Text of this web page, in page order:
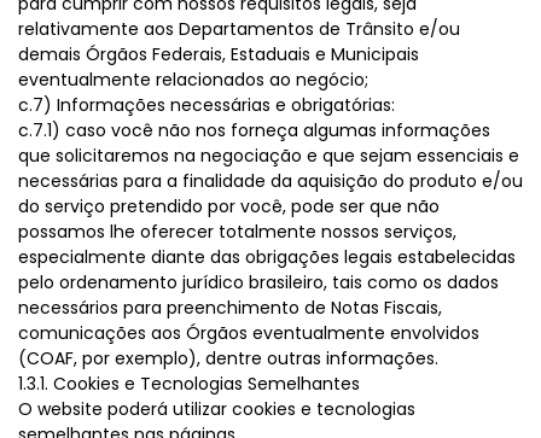
relativamente aos Departamentos de Trânsito e/ou
demais Órgãos Federais, Estaduais e Municipais
eventualmente relacionados ao negócio;
c.7) Informações necessárias e obrigatórias:
c.7.1) caso você não nos forneça algumas informações
que solicitaremos na negociação e que sejam essenciais e
necessárias para a finalidade da aquisição do produto e/ou
do serviço pretendido por você, pode ser que não
possamos lhe oferecer totalmente nossos serviços,
especialmente diante das obrigações legais estabelecidas
pelo ordenamento jurídico brasileiro, tais como os dados
necessários para preenchimento de Notas Fiscais,
comunicações aos Órgãos eventualmente envolvidos
(COAF, por exemplo), dentre outras informações.
1.3.1. Cookies e Tecnologias Semelhantes
O website poderá utilizar cookies e tecnologias